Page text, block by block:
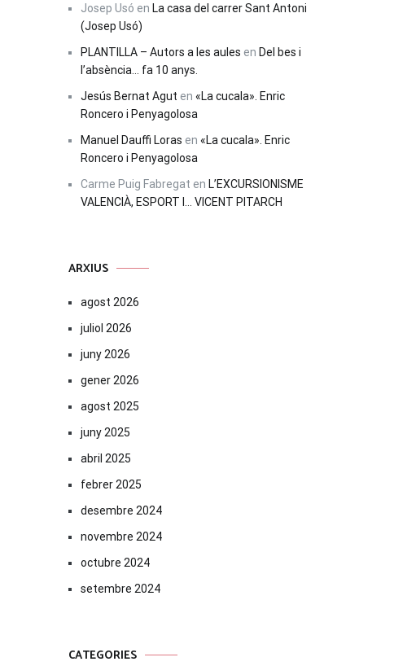
Josep Usó en La casa del carrer Sant Antoni
(Josep Usó)
PLANTILLA – Autors a les aules en Del bes i
l’absència… fa 10 anys.
Jesús Bernat Agut en «La cucala». Enric
Roncero i Penyagolosa
Manuel Dauffi Loras en «La cucala». Enric
Roncero i Penyagolosa
Carme Puig Fabregat en L’EXCURSIONISME
VALENCIÀ, ESPORT I… VICENT PITARCH
ARXIUS
agost 2026
juliol 2026
juny 2026
gener 2026
agost 2025
juny 2025
abril 2025
febrer 2025
desembre 2024
novembre 2024
octubre 2024
setembre 2024
CATEGORIES